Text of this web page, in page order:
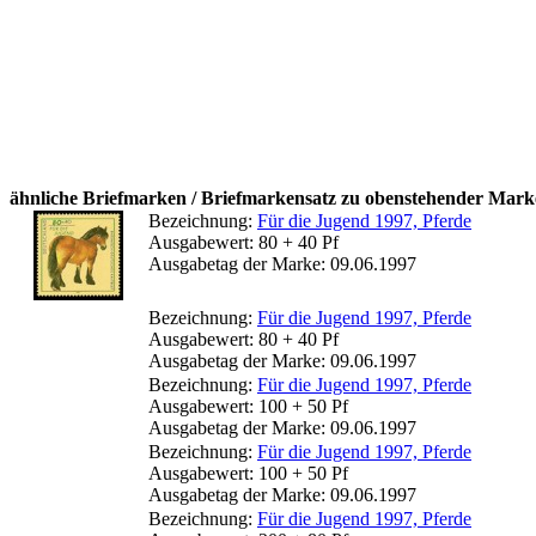
ähnliche Briefmarken / Briefmarkensatz zu obenstehender
Bezeichnung: Für die Jugend 1997, Pferde
Ausgabewert: 80 + 40 Pf
Ausgabetag der Marke: 09.06.1997
Bezeichnung: Für die Jugend 1997, Pferde
Ausgabewert: 80 + 40 Pf
Ausgabetag der Marke: 09.06.1997
Bezeichnung: Für die Jugend 1997, Pferde
Ausgabewert: 100 + 50 Pf
Ausgabetag der Marke: 09.06.1997
Bezeichnung: Für die Jugend 1997, Pferde
Ausgabewert: 100 + 50 Pf
Ausgabetag der Marke: 09.06.1997
Bezeichnung: Für die Jugend 1997, Pferde